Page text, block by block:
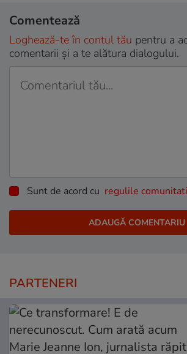
Comentează
Loghează-te în contul tău pentru a
comentarii și a te alătura dialogului.
Sunt de acord cu regulile
PARTENERI